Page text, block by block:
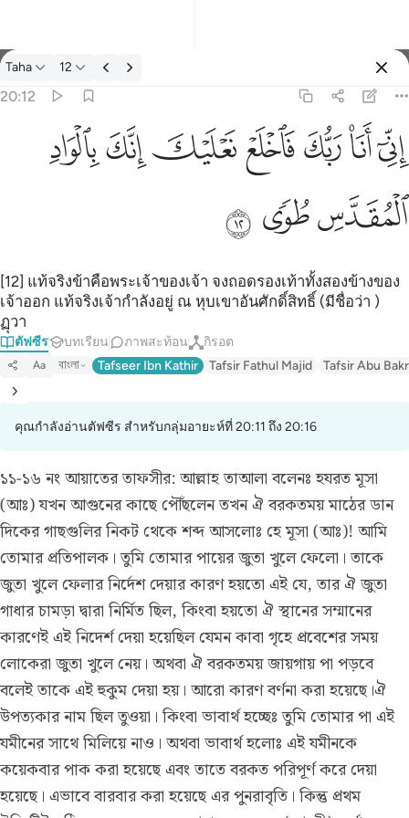
ตัฟซีร: Taha 20:12
Taha 12
20:12
اني انا ربك فاخلع نعليك انك بالواد المقدس طوى ١٢
إِنِّىٓ أَنَا۠ رَبُّكَ فَٱخْلَعْ نَعْلَيْكَ ۖ إِنَّكَ بِٱلْوَادِ ٱلْمُقَدَّسِ طُوًۭى ١٢
ﲺﲻﲼﲽﲾﲿﳀ
ﳁﳂ ﳃ
[12] แท้จริงข้าคือพระเจ้าของเจ้า จงถอดรองเท้าทั้งสองข้างของ
เจ้าออก แท้จริงเจ้ากำลังอยู่ ณ หุบเขาอันศักดิ์สิทธิ์ (มีชื่อว่า )
ฏุวา
ตัฟซีร บทเรียน ภาพสะท้อน กิรอต
Aa বাংলা Tafseer Ibn Kathir Tafsir Fathul Majid Tafsir Abu
คุณกำลังอ่านตัฟซีร สำหรับกลุ่มอายะห์ที่ 20:11 ถึง 20:16
১১-১৬ নং আয়াতের তাফসীর:আল্লাহ তাআলা বলেনঃ হযরত মূসা
(আঃ) যখন আগুনের কাছে পৌঁছলেন তখন ঐ বরকতময় মাঠের ডান
দিকের গাছগুলির নিকট থেকে শব্দ আসলোঃ হে মূসা (আঃ)! আমি
তোমার প্রতিপালক। তুমি তোমার পায়ের জুতা খুলে ফেলো। তাকে
জুতা খুলে ফেলার নির্দেশ দেয়ার কারণ হয়তো এই যে, তার ঐ জুতা
গাধার চামড়া দ্বারা নির্মিত ছিল, কিংবা হয়তো ঐ স্থানের সম্মানের
কারণেই এই নিদের্শ দেয়া হয়েছিল যেমন কাবা গৃহে প্রবেশের সময়
লোকেরা জুতা খুলে নেয়। অথবা ঐ বরকতময় জায়গায় পা পড়বে
বলেই তাকে এই হুকুম দেয়া হয়। আরো কারণ বর্ণনা করা হয়েছে।ঐ
উপত্যকার নাম ছিল তুওয়া। কিংবা ভাবার্থ হচ্ছেঃ তুমি তোমার পা এই
যমীনের সাথে মিলিয়ে নাও। অথবা ভাবার্থ হলোঃ এই যমীনকে
কয়েকবার পাক করা হয়েছে এবং তাতে বরকত পরিপূর্ণ করে দেয়া
হয়েছে। এভাবে বারবার করা হয়েছে এর পুনরাবৃতি। কিন্তু প্রথম